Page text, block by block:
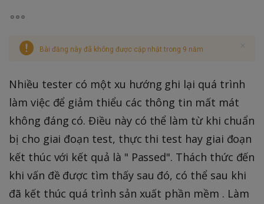
Bài đăng này đã không được cập nhật trong 9 năm
Nhiều tester có một xu hướng ghi lại quá trình
làm việc để giảm thiểu các thông tin mất mát
không đáng có. Điều này có thể làm từ khi chuẩn
bị cho giai đoạn test, thực thi test hay giai đoạn
kết thúc với kết quả là " Passed". Thách thức đến
khi vấn đề được tìm thấy sau đó, có thể sau khi
đã kết thúc quá trình sản xuất phần mềm . Làm